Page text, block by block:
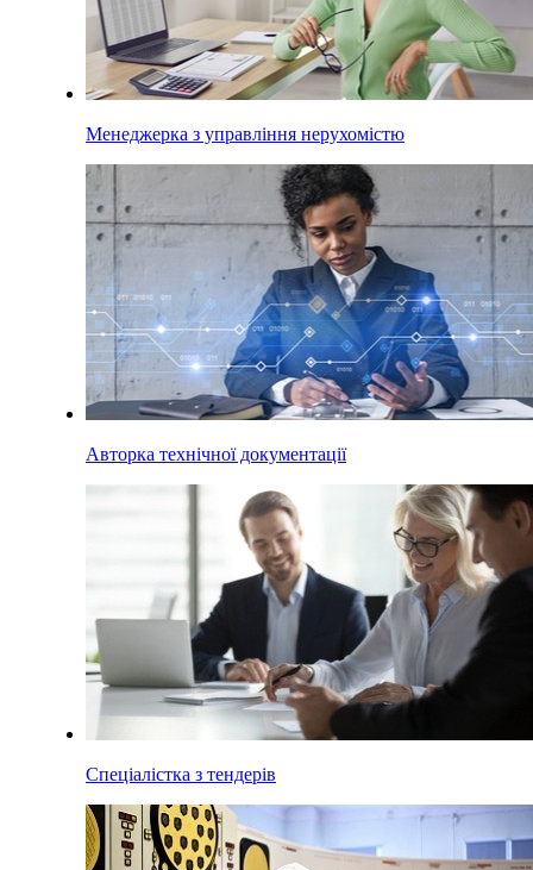
Менеджерка з управління нерухомістю
Авторка технічної документації
Спеціалістка з тендерів